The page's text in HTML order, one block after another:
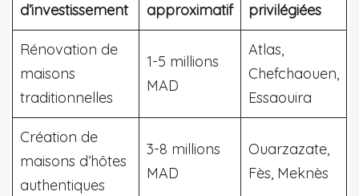
d’investissement
approximatif
privilégiées
Rénovation de
maisons
traditionnelles
1-5 millions
MAD
Atlas,
Chefchaouen,
Essaouira
Création de
maisons d’hôtes
authentiques
3-8 millions
MAD
Ouarzazate,
Fès, Meknès